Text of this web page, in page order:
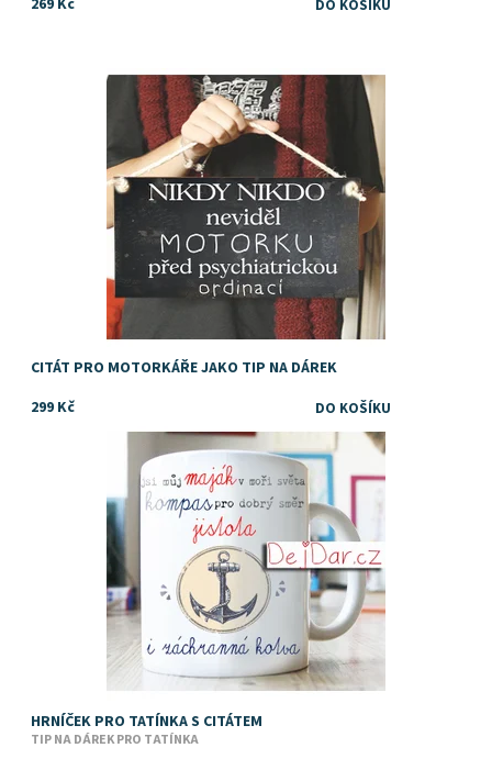
269 Kč
Dostupnost: Skladem
CITÁT PRO MOTORKÁŘE JAKO TIP NA DÁREK
299 Kč
Dárek pro tatínka, ke svatbě jako poděkování za výchovu, k
narozeninám nebo třrba ke dni otců
Skladem
DejDar
HRNÍČEK PRO TATÍNKA S CITÁTEM
TIP NA DÁREK PRO TATÍNKA